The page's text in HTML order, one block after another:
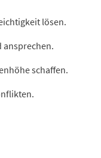
lösen.
ansprechen.
schaffen.